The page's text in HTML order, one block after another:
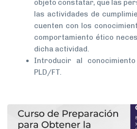
objeto constatar, que las
las actividades de
cuenten con los
comportamiento ético
dicha actividad.
Introducir al
PLD/FT.